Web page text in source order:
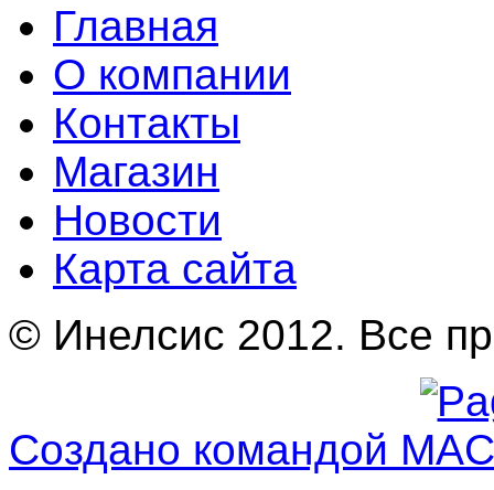
Главная
О компании
Контакты
Магазин
Новости
Карта сайта
© Инелсис 2012. Все
Создано командой